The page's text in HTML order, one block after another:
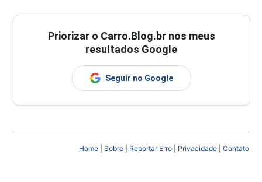
Priorizar o Carro.Blog.br nos meus
resultados Google
Seguir no Google
Home| Sobre| Reportar Erro| Privacidade| Contato